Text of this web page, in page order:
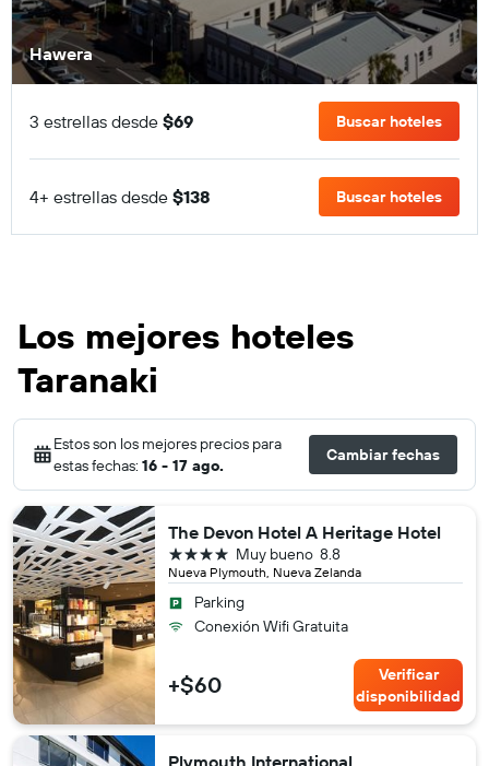
Hawera
3 estrellas desde $69 Buscar hoteles
4+ estrellas desde $138 Buscar hoteles
Los mejores hoteles
Taranaki
Estos son los mejores precios para
estas fechas: 16 - 17 ago.
Cambiar fechas
The Devon Hotel A Heritage Hotel
Nueva Plymouth, Nueva Zelanda
8.8
Muy bueno
4 estrellas
Parking
Conexión Wifi Gratuita
+$60
Verificar
disponibilidad
Plymouth International